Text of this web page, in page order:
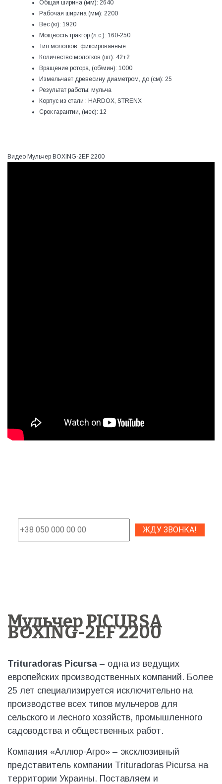
Общая ширина (мм): 2640
Рабочая ширина (мм): 2200
Вес (кг): 1920
Мощность трактор (л.с.): 160-250
Тип молотков: фиксированные
Количество молотков (шт): 42+2
Вращение ротора, (об/мин): 1000
Измельчает древесину диаметром, до (см): 25
Результат работы: мульча
Корпус из стали : HARDOX, STRENX
Срок гарантии, (мес): 12
Видео Мульчер BOXING-2EF 2200
Мульчер PICURSA
BOXING-2EF 2200
Trituradoras Picursa – одна из ведущих
европейских производственных компаний. Более
25 лет специализируется исключительно на
производстве всех типов мульчеров для
сельского и лесного хозяйств, промышленного
садоводства и общественных работ.
Компания «Аллюр-Агро» – эксклюзивный
представитель компании Trituradoras Picursa на
территории Украины. Поставляем и